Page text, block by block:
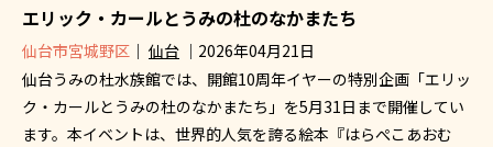
エリック・カールとうみの杜のなかまたち
仙台市宮城野区 ｜ 仙台 ｜2026年04月21日
仙台うみの杜水族館では、開館10周年イヤーの特別企画「エリッ
ク・カールとうみの杜のなかまたち」を5月31日まで開催してい
ます。本イベントは、世界的人気を誇る絵本『はらぺこあおむ